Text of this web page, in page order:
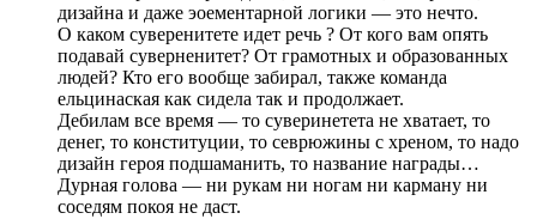
дизайна и даже эоементарной логики — это нечто.
О каком суверенитете идет речь ? От кого вам опять
подавай суверненитет? От грамотных и образованных
людей? Кто его вообще забирал, также команда
ельцинаская как сидела так и продолжает.
Дебилам все время — то суверинетета не хватает, то
денег, то конституции, то севрюжины с хреном, то надо
дизайн героя подшаманить, то название награды…
Дурная голова — ни рукам ни ногам ни карману ни
соседям покоя не даст.